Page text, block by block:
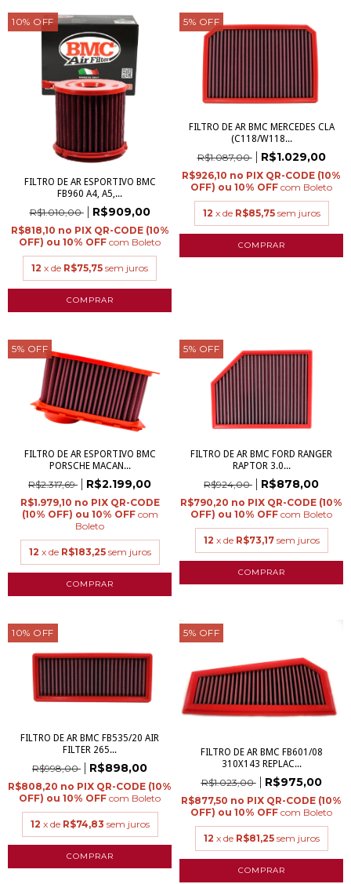
10% OFF
FILTRO DE AR ESPORTIVO BMC
FB960 A4, A5,...
R$1.010,00 R$909,00
R$818,10
com Boleto
12 x de R$75,75 sem juros
5% OFF
FILTRO DE AR BMC MERCEDES CLA
(C118/W118...
R$1.087,00 R$1.029,00
R$926,10
com Boleto
12 x de R$85,75 sem juros
5% OFF
FILTRO DE AR ESPORTIVO BMC
PORSCHE MACAN...
R$2.317,69 R$2.199,00
R$1.979,10
com
Boleto
12 x de R$183,25 sem juros
5% OFF
FILTRO DE AR BMC FORD RANGER
RAPTOR 3.0...
R$924,00 R$878,00
R$790,20
com Boleto
12 x de R$73,17 sem juros
10% OFF
FILTRO DE AR BMC FB535/20 AIR
FILTER 265...
R$998,00 R$898,00
R$808,20
com Boleto
12 x de R$74,83 sem juros
5% OFF
FILTRO DE AR BMC FB601/08
310X143 REPLAC...
R$1.023,00 R$975,00
R$877,50
com Boleto
12 x de R$81,25 sem juros